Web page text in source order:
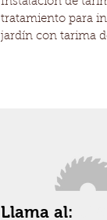
tratamiento para
jardín con tarima
Llama al: